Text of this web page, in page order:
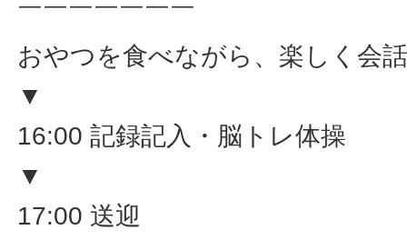
￣￣￣￣￣￣￣
おやつを食べながら、楽しく会
▼
16:00 記録記入・脳トレ体操
▼
17:00 送迎